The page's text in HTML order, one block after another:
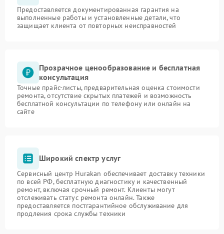
Предоставляется документированная гарантия на
выполненные работы и установленные детали, что
защищает клиента от повторных неисправностей
Прозрачное ценообразование и бесплатная
консультация
Точные прайс-листы, предварительная оценка стоимости
ремонта, отсутствие скрытых платежей и возможность
бесплатной консультации по телефону или онлайн на
сайте
Широкий спектр услуг
Сервисный центр Hurakan обеспечивает доставку техники
по всей РФ, бесплатную диагностику и качественный
ремонт, включая срочный ремонт. Клиенты могут
отслеживать статус ремонта онлайн. Также
предоставляется постгарантийное обслуживание для
продления срока службы техники